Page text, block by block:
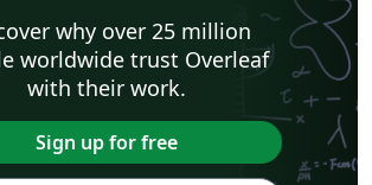
why over 25 million
worldwide trust Overleaf
with their work.
Sign up for free